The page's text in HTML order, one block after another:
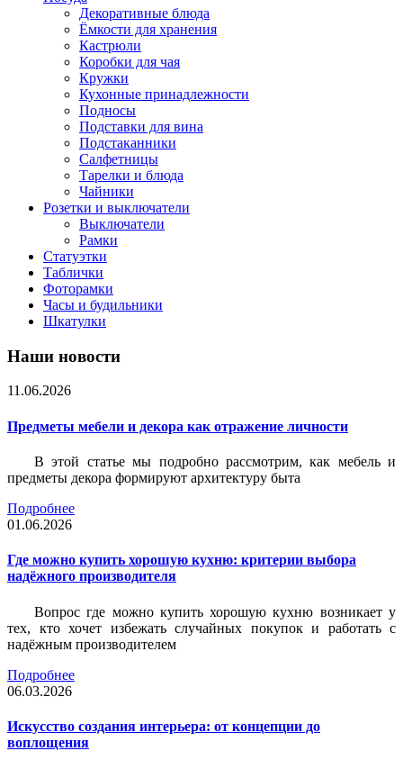
Декоративные блюда
Ёмкости для хранения
Кастрюли
Коробки для чая
Кружки
Кухонные принадлежности
Подносы
Подставки для вина
Подстаканники
Салфетницы
Тарелки и блюда
Чайники
Розетки и выключатели
Выключатели
Рамки
Статуэтки
Таблички
Фоторамки
Часы и будильники
Шкатулки
Наши новости
11.06.2026
Предметы мебели и декора как отражение личности
В этой статье мы подробно рассмотрим, как мебель и
предметы декора формируют архитектуру быта
Подробнее
01.06.2026
Где можно купить хорошую кухню: критерии выбора
надёжного производителя
Вопрос где можно купить хорошую кухню возникает у
тех, кто хочет избежать случайных покупок и работать с
надёжным производителем
Подробнее
06.03.2026
Искусство создания интерьера: от концепции до
воплощения